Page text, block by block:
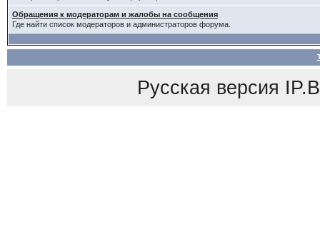
Обращения к модераторам и жалобы на сообщения
Где найти список модераторов и администраторов форума.
Русская версия